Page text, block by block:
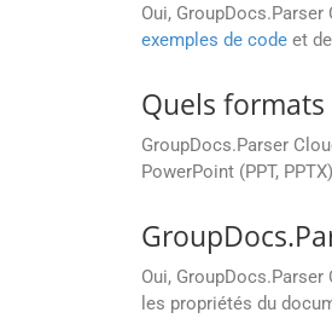
Oui,
exemples de code et
Quels
GroupDocs.Parser
PowerPoint (PPT,
Oui,
les propriétés du